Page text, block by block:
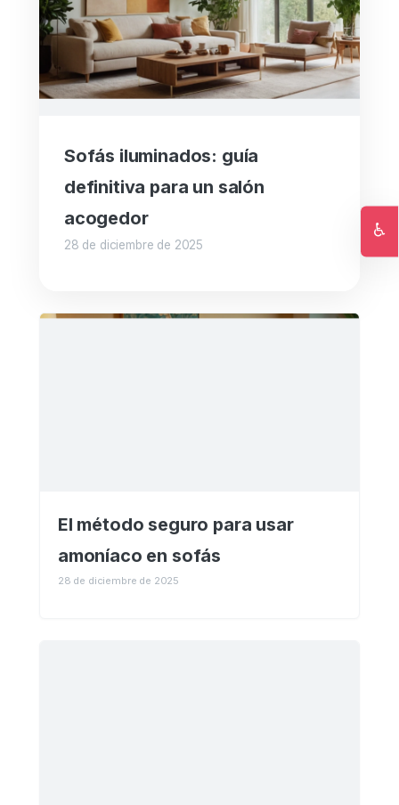
Sofás iluminados: guía
definitiva para un salón
acogedor
28 de diciembre de 2025
El método seguro para usar
amoníaco en sofás
28 de diciembre de 2025
♿